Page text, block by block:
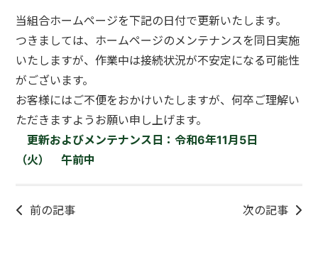
当組合ホームページを下記の日付で更新いたします。
つきましては、ホームページのメンテナンスを同日実施
いたしますが、作業中は接続状況が不安定になる可能性
がございます。
お客様にはご不便をおかけいたしますが、何卒ご理解い
ただきますようお願い申し上げます。
更新およびメンテナンス日：令和6年11月5日
（火） 午前中
前の記事 次の記事